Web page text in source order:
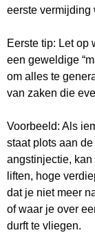
eerste vermijding
Eerste tip: Let op
een geweldige
om alles te
van zaken die
Voorbeeld: Als
staat plots aan
angstinjectie,
liften, hoge
dat je niet meer
of waar je over
durft te vliegen.